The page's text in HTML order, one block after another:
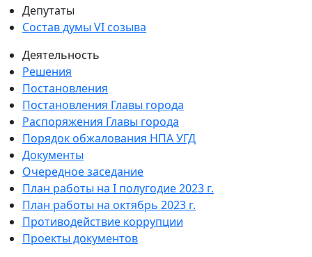
Депутаты
Состав думы VI созыва
Деятельность
Решения
Постановления
Постановления Главы города
Распоряжения Главы города
Порядок обжалования НПА УГД
Документы
Очередное заседание
План работы на I полугодие 2023 г.
План работы на октябрь 2023 г.
Противодействие коррупции
Проекты документов